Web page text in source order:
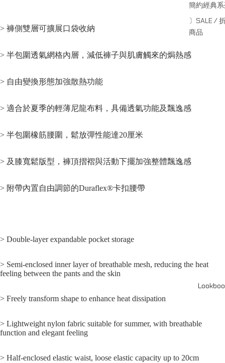
簡約經典
〕SALE /
商品
> 褲側雙層可擴展口袋收納
> 半包圍透氣網格內層，減低褲子與肌膚觸來的焗熱感
> 自由變換形態加強散熱功能
> 適合於夏季的輕薄尼龍布料，具備透氣功能及飄逸感
> 半包圍橡筋腰圍，鬆放彈性能達20厘米
> 及膝寬鬆版型，褲頂摺褶與活動下擺加強整體飄逸感
> 附帶內置自由調節的Duraflex®卡扣腰帶
> Double-layer expandable pocket storage
> Semi-enclosed inner layer of breathable mesh, reducing the heat
feeling between the pants and the skin
> Freely transform shape to enhance heat dissipation
> Lightweight nylon fabric suitable for summer, with breathable
function and elegant feeling
> Half-enclosed elastic waist, loose elastic capacity up to 20cm